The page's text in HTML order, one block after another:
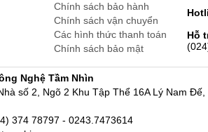
Chính sách bảo hành
Chính sách vận chuyển
Các hình thức thanh toán
Chính sách bảo mật
Hỗ
Nghệ Tầm Nhìn
số 2, Ngõ 2 Khu Tập Thể 16A Lý Nam
374 78797 - 0243.7473614